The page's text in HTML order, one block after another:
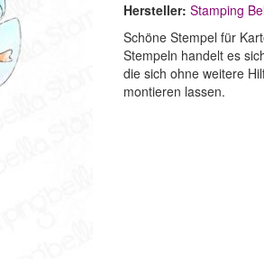
Hersteller: Stamping
Schöne Stempel für
Stempeln handelt es
die sich ohne weitere
montieren lassen.